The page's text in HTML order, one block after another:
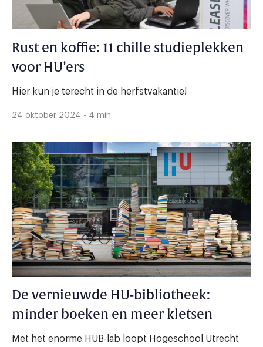
Rust en koffie: 11 chille studieplekken
voor HU’ers
Hier kun je terecht in de herfstvakantie!
24 oktober 2024 - 4 min.
De vernieuwde HU-bibliotheek:
minder boeken en meer kletsen
Met het enorme HUB-lab loopt Hogeschool Utrecht